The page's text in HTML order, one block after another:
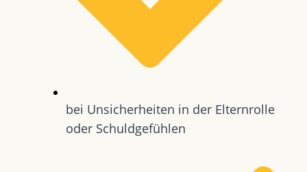
bei Unsicherheiten in der Elternrolle
oder Schuldgefühlen